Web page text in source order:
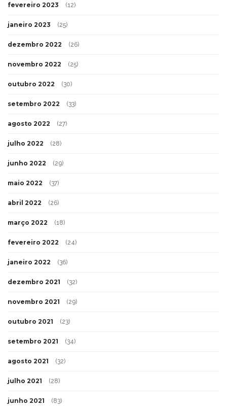
fevereiro 2023 (12)
janeiro 2023 (25)
dezembro 2022 (26)
novembro 2022 (25)
outubro 2022 (30)
setembro 2022 (33)
agosto 2022 (27)
julho 2022 (28)
junho 2022 (29)
maio 2022 (37)
abril 2022 (26)
março 2022 (18)
fevereiro 2022 (24)
janeiro 2022 (36)
dezembro 2021 (32)
novembro 2021 (29)
outubro 2021 (23)
setembro 2021 (34)
agosto 2021 (32)
julho 2021 (28)
junho 2021 (83)